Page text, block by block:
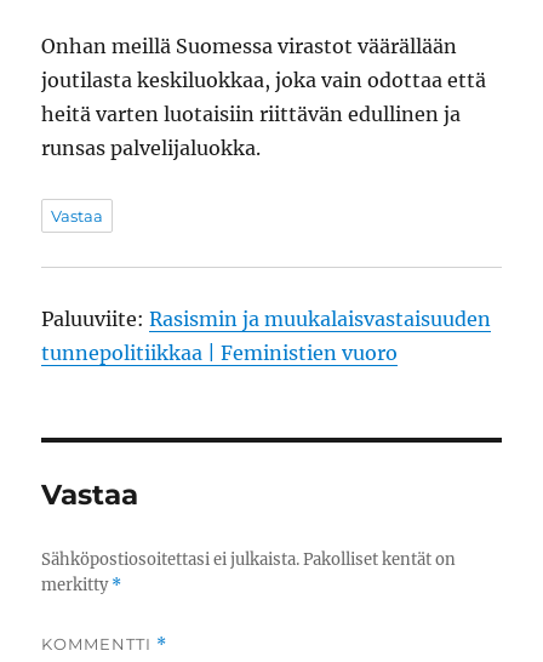
Onhan meillä Suomessa virastot väärällään
joutilasta keskiluokkaa, joka vain odottaa että
heitä varten luotaisiin riittävän edullinen ja
runsas palvelijaluokka.
Vastaa
Paluuviite:Rasismin ja muukalaisvastaisuuden
tunnepolitiikkaa | Feministien vuoro
Vastaa
Sähköpostiosoitettasi ei julkaista. Pakolliset kentät on
merkitty*
KOMMENTTI *